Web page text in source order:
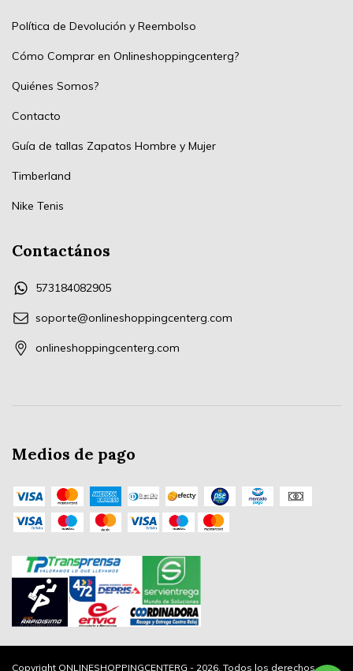
Política de Devolución y Reembolso
Cómo Comprar en Onlineshoppingcenterg?
Quiénes Somos?
Contacto
Guía de tallas Zapatos Hombre y Mujer
Timberland
Nike Tenis
Contactános
573184082905
soporte@onlineshoppingcenterg.com
onlineshoppingcenterg.com
Medios de pago
Copyright ONLINESHOPPINGCENTERG - 2026. Todos los derechos